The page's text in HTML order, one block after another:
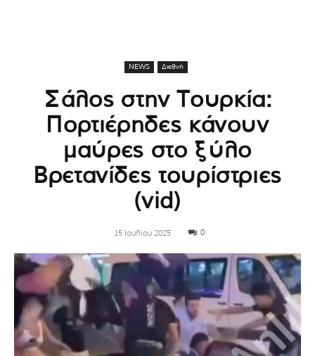
NEWS Διεθνή
Σάλος στην Τουρκία:
Πορτιέρηδες κάνουν
μαύρες στο ξύλο
Βρετανίδες τουρίστριες
(vid)
15 Ιουλίου 2025 0